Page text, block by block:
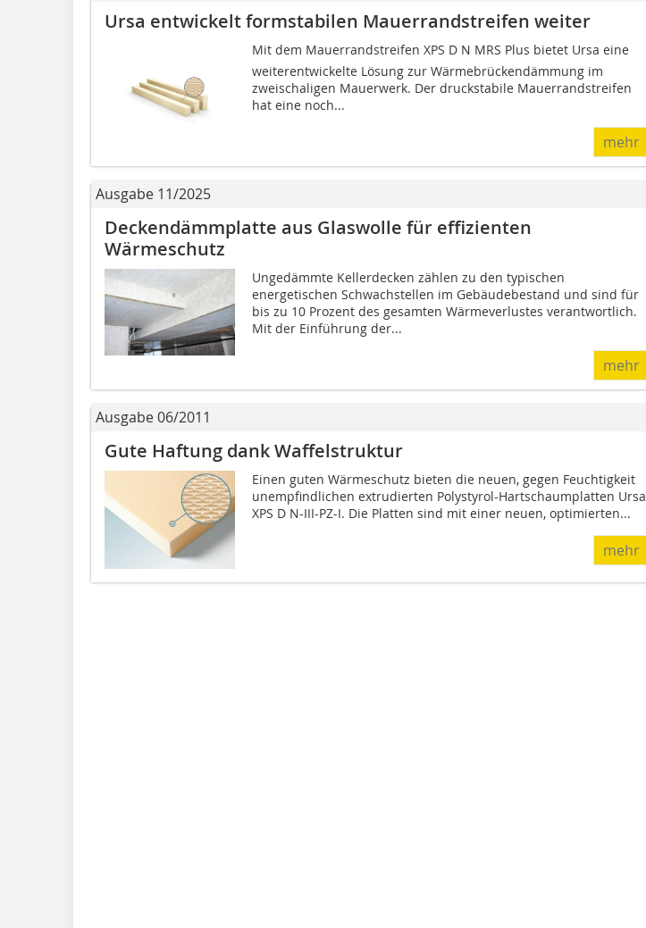
Ursa entwickelt formstabilen Mauerrandstreifen weiter
Mit dem Mauerrandstreifen XPS D N MRS Plus bietet Ursa eine
weiterentwickelte Lösung zur Wärmebrückendämmung im
zweischaligen Mauerwerk. Der druckstabile Mauerrandstreifen
hat eine noch...
mehr
Ausgabe 11/2025
Deckendämmplatte aus Glaswolle für effizienten
Wärmeschutz
Ungedämmte Kellerdecken zählen zu den typischen
energetischen Schwachstellen im Gebäudebestand und sind für
bis zu 10 Prozent des gesamten Wärmeverlustes verantwortlich.
Mit der Einführung der...
mehr
Ausgabe 06/2011
Gute Haftung dank Waffelstruktur
Einen guten Wärmeschutz bieten die neuen, gegen Feuchtigkeit
unempfindli­chen extrudierten Polystyrol-Hartschaum­platten Ursa
XPS D N-III-PZ-I. Die Platten sind mit einer neuen, optimierten...
mehr